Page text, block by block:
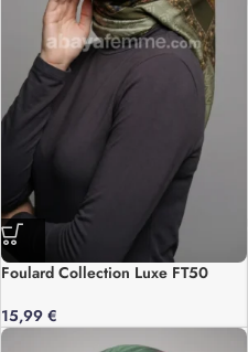
Foulard Collection Luxe FT50
15,99 €